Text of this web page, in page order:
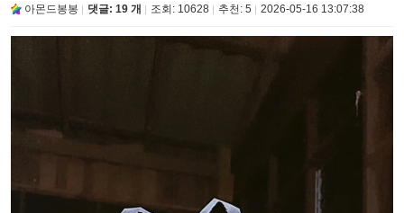
아몬드봉봉 댓글: 19 개 조회: 10628 추천: 5 2026-05-16 13:07:38